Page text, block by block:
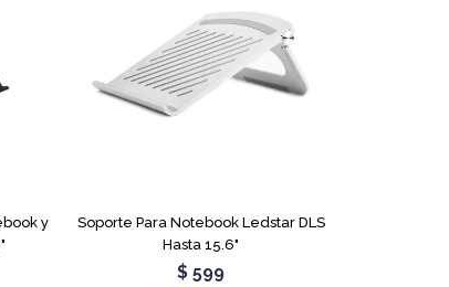
y
Soporte Para Notebook Ledstar DLS
Hasta 15.6"
$ 599